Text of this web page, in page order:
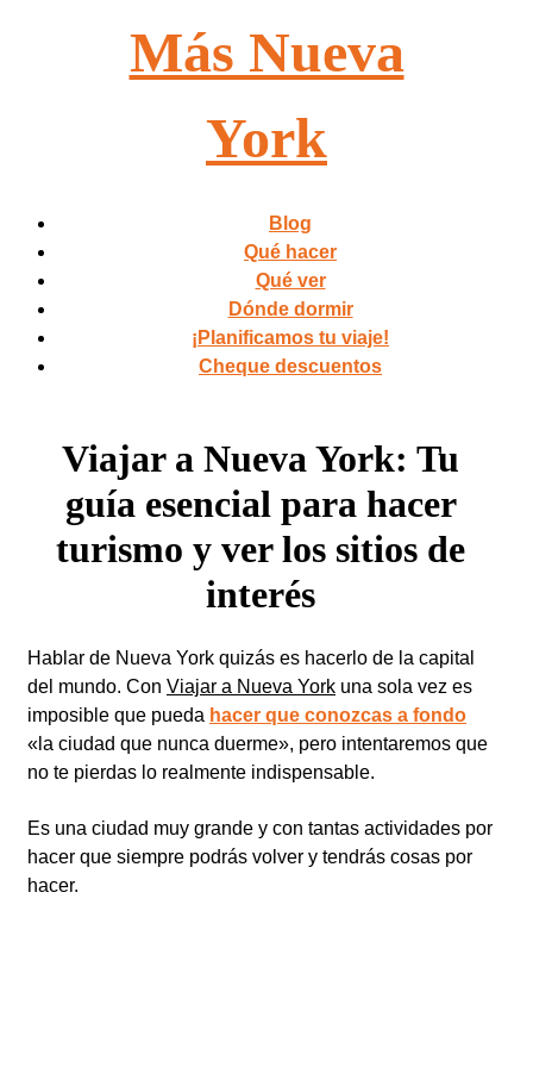
Más Nueva
York
Blog
Qué hacer
Qué ver
Dónde dormir
¡Planificamos tu viaje!
Cheque descuentos
Viajar a Nueva York: Tu
guía esencial para hacer
turismo y ver los sitios de
interés
Hablar de Nueva York quizás es hacerlo de la capital
del mundo. Con Viajar a Nueva York una sola vez es
imposible que pueda hacer que conozcas a fondo
«la ciudad que nunca duerme», pero intentaremos que
no te pierdas lo realmente indispensable.
Es una ciudad muy grande y con tantas actividades por
hacer que siempre podrás volver y tendrás cosas por
hacer.